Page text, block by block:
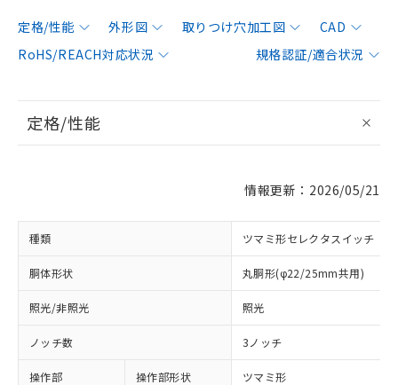
定格/性能 外形図 取りつけ穴加工図
CAD
RoHS/REACH対応状況
規格認証/適合状況
定格/性能
情報更新：2026/05/21
種類 ツマミ形セレクタスイッチ
胴体形状 丸胴形(φ22/25mm共用)
照光/非照光 照光
ノッチ数 3ノッチ
操作部 操作部形状 ツマミ形